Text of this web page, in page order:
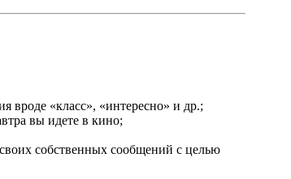
вроде «класс», «интересно» и др.;
вы идете в кино;
собственных сообщений с целью